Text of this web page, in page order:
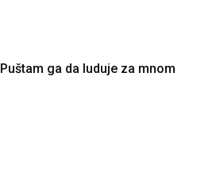
Puštam ga da luduje za mnom